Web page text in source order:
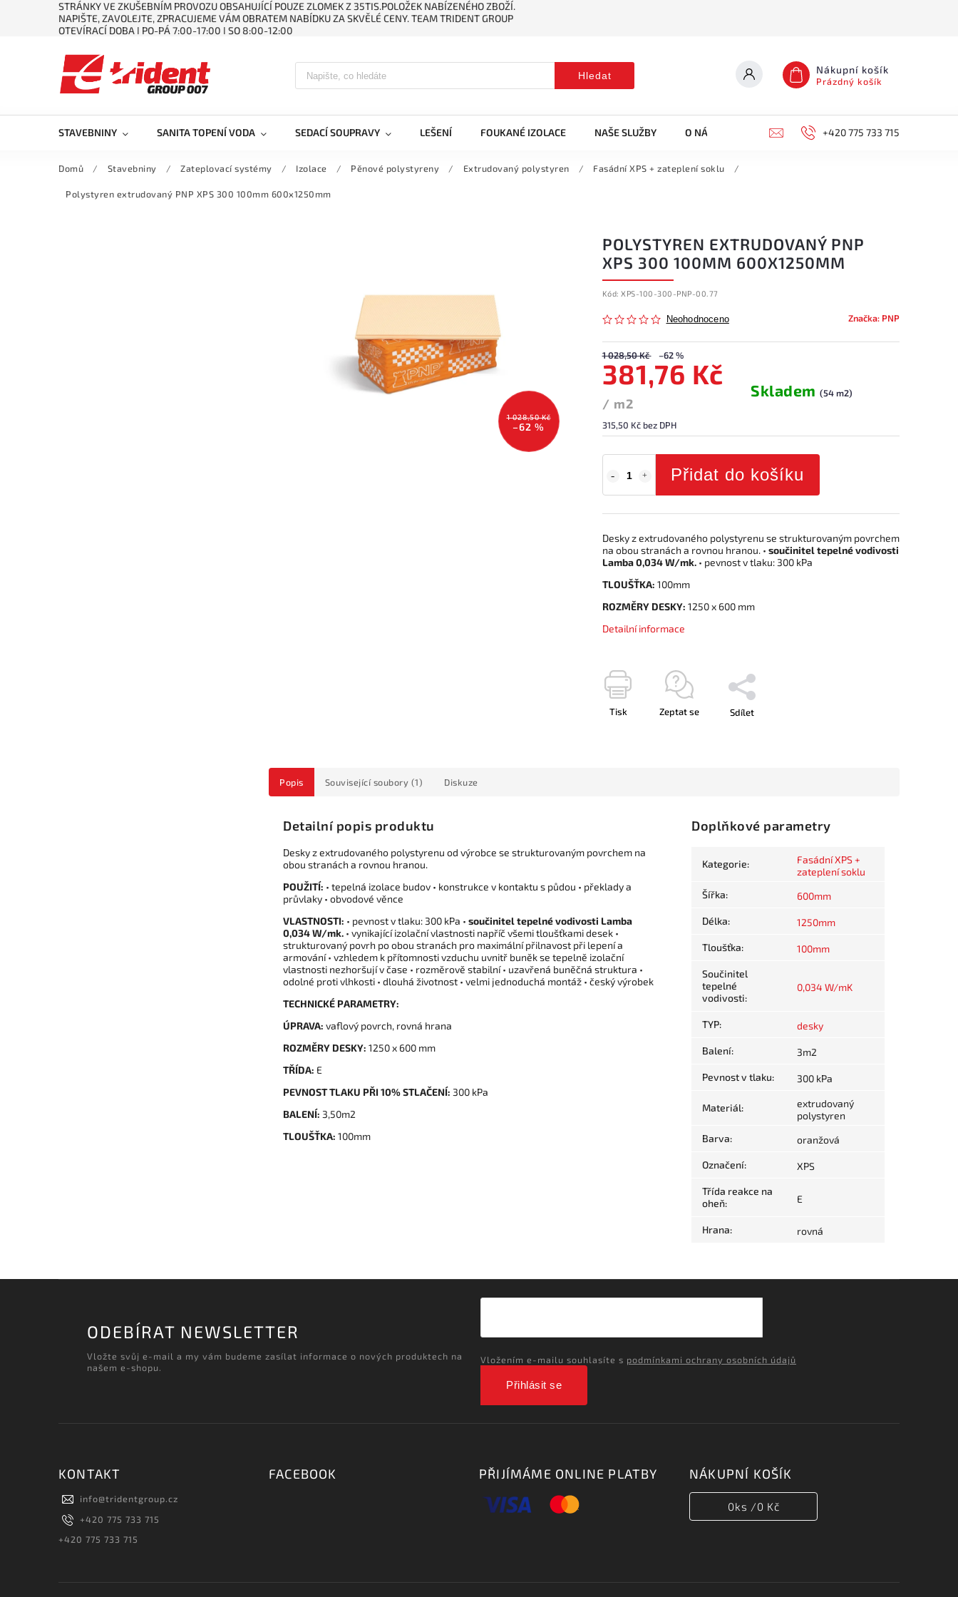
STRÁNKY VE ZKUŠEBNÍM PROVOZU OBSAHUJÍCÍ POUZE ZLOMEK Z 35TIS.POLOŽEK NABÍZENÉHO ZBOŽÍ.
NAPIŠTE, ZAVOLEJTE, ZPRACUJEME VÁM OBRATEM NABÍDKU ZA SKVĚLÉ CENY. TEAM TRIDENT GROUP
OTEVÍRACÍ DOBA ǀ PO-PÁ 7:00-17:00 ǀ SO 8:00-12:00
Hledat Nákupní košík
Prázdný košík
STAVEBNINY SANITA TOPENÍ VODA SEDACÍ SOUPRAVY LEŠENÍ FOUKANÉ IZOLACE NAŠE SLUŽBY O NÁS KONTAKTY +420 775 733 715
Domů / Stavebniny / Zateplovací systémy / Izolace / Pěnové polystyreny / Extrudovaný polystyren / Fasádní XPS + zateplení soklu /
Polystyren extrudovaný PNP XPS 300 100mm 600x1250mm
1 028,50 Kč
–62 %
POLYSTYREN EXTRUDOVANÝ PNP
XPS 300 100MM 600X1250MM
Kód: XPS-100-300-PNP-00.77
Neohodnoceno Značka: PNP
1 028,50 Kč –62 %
381,76 Kč
/ m2
315,50 Kč bez DPH
Skladem(54 m2)
Přidat do košíku
Desky z extrudovaného polystyrenu se strukturovaným povrchem
na obou stranách a rovnou hranou. • součinitel tepelné vodivosti
Lamba 0,034 W/mk.• pevnost v tlaku: 300 kPa
TLOUŠŤKA: 100mm
ROZMĚRY DESKY: 1250 x 600 mm
Detailní informace
Tisk Zeptat se Sdílet
Popis Související soubory (1) Diskuze
Detailní popis produktu
Desky z extrudovaného polystyrenu od výrobce se strukturovaným povrchem na
obou stranách a rovnou hranou.
POUŽITÍ: • tepelná izolace budov • konstrukce v kontaktu s půdou • překlady a
průvlaky • obvodové věnce
VLASTNOSTI: • pevnost v tlaku: 300 kPa • součinitel tepelné vodivosti Lamba
0,034 W/mk. • vynikající izolační vlastnosti napříč všemi tloušťkami desek •
strukturovaný povrh po obou stranách pro maximální přilnavost při lepení a
armování • vzhledem k přítomnosti vzduchu uvnitř buněk se tepelně izolační
vlastnosti nezhoršují v čase • rozměrově stabilní • uzavřená buněčná struktura •
odolné proti vlhkosti • dlouhá životnost • velmi jednoduchá montáž • český výrobek
TECHNICKÉ PARAMETRY:
ÚPRAVA: vaflový povrch, rovná hrana
ROZMĚRY DESKY: 1250 x 600 mm
TŘÍDA: E
PEVNOST TLAKU PŘI 10% STLAČENÍ: 300 kPa
BALENÍ: 3,50m2
TLOUŠŤKA: 100mm
Doplňkové parametry
Kategorie:
Fasádní XPS +
zateplení soklu
Šířka: 600mm
Délka: 1250mm
Tloušťka: 100mm
Součinitel
tepelné
vodivosti:
0,034 W/mK
TYP: desky
Balení: 3m2
Pevnost v tlaku: 300 kPa
Materiál:
extrudovaný
polystyren
Barva: oranžová
Označení: XPS
Třída reakce na
oheň: E
Hrana: rovná
ODEBÍRAT NEWSLETTER
Vložte svůj e-mail a my vám budeme zasílat informace o nových produktech na
našem e-shopu.
Vložením e-mailu souhlasíte s podmínkami ochrany osobních údajů
Přihlásit se
KONTAKT
info@tridentgroup.cz
+420 775 733 715
+420 775 733 715
FACEBOOK PŘIJÍMÁME ONLINE PLATBY NÁKUPNÍ KOŠÍK
0ks /0 Kč